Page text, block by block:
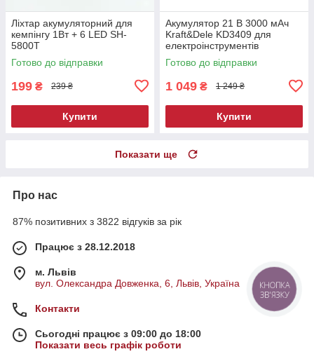
Ліхтар акумуляторний для
кемпінгу 1Вт + 6 LED SH-
5800T
Готово до відправки
199 ₴ 239 ₴
Купити
Акумулятор 21 В 3000 мАч
Kraft&Dele KD3409 для
електроінструментів
Готово до відправки
1 049 ₴ 1 249 ₴
Купити
Показати ще
Про нас
87% позитивних з 3822 відгуків за рік
Працює з 28.12.2018
м. Львів
вул. Олександра Довженка, 6, Львів, Україна
Контакти
Сьогодні працює з 09:00 до 18:00
Показати весь графік роботи
КНОПКА
ЗВ'ЯЗКУ